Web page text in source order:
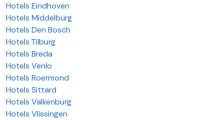
Hotels Eindhoven
Hotels Middelburg
Hotels Den Bosch
Hotels Tilburg
Hotels Breda
Hotels Venlo
Hotels Roermond
Hotels Sittard
Hotels Valkenburg
Hotels Vlissingen